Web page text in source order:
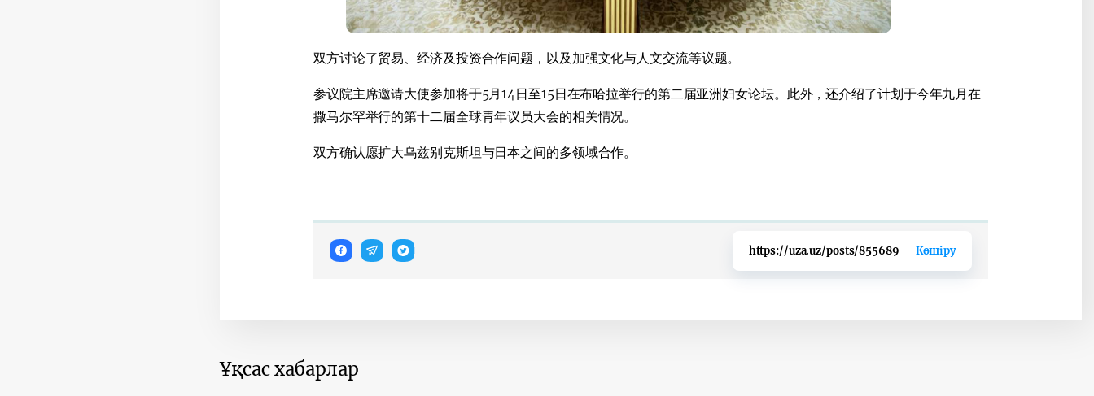
双方讨论了贸易、经济及投资合作问题，以及加强文化与人文交流等议题。
参议院主席邀请大使参加将于5月14日至15日在布哈拉举行的第二届亚洲妇女论坛。此外，还介绍了计划于今年九月在
撒马尔罕举行的第十二届全球青年议员大会的相关情况。
双方确认愿扩大乌兹别克斯坦与日本之间的多领域合作。
https://uza.uz/posts/855689 Көшіру
Ұқсас хабарлар